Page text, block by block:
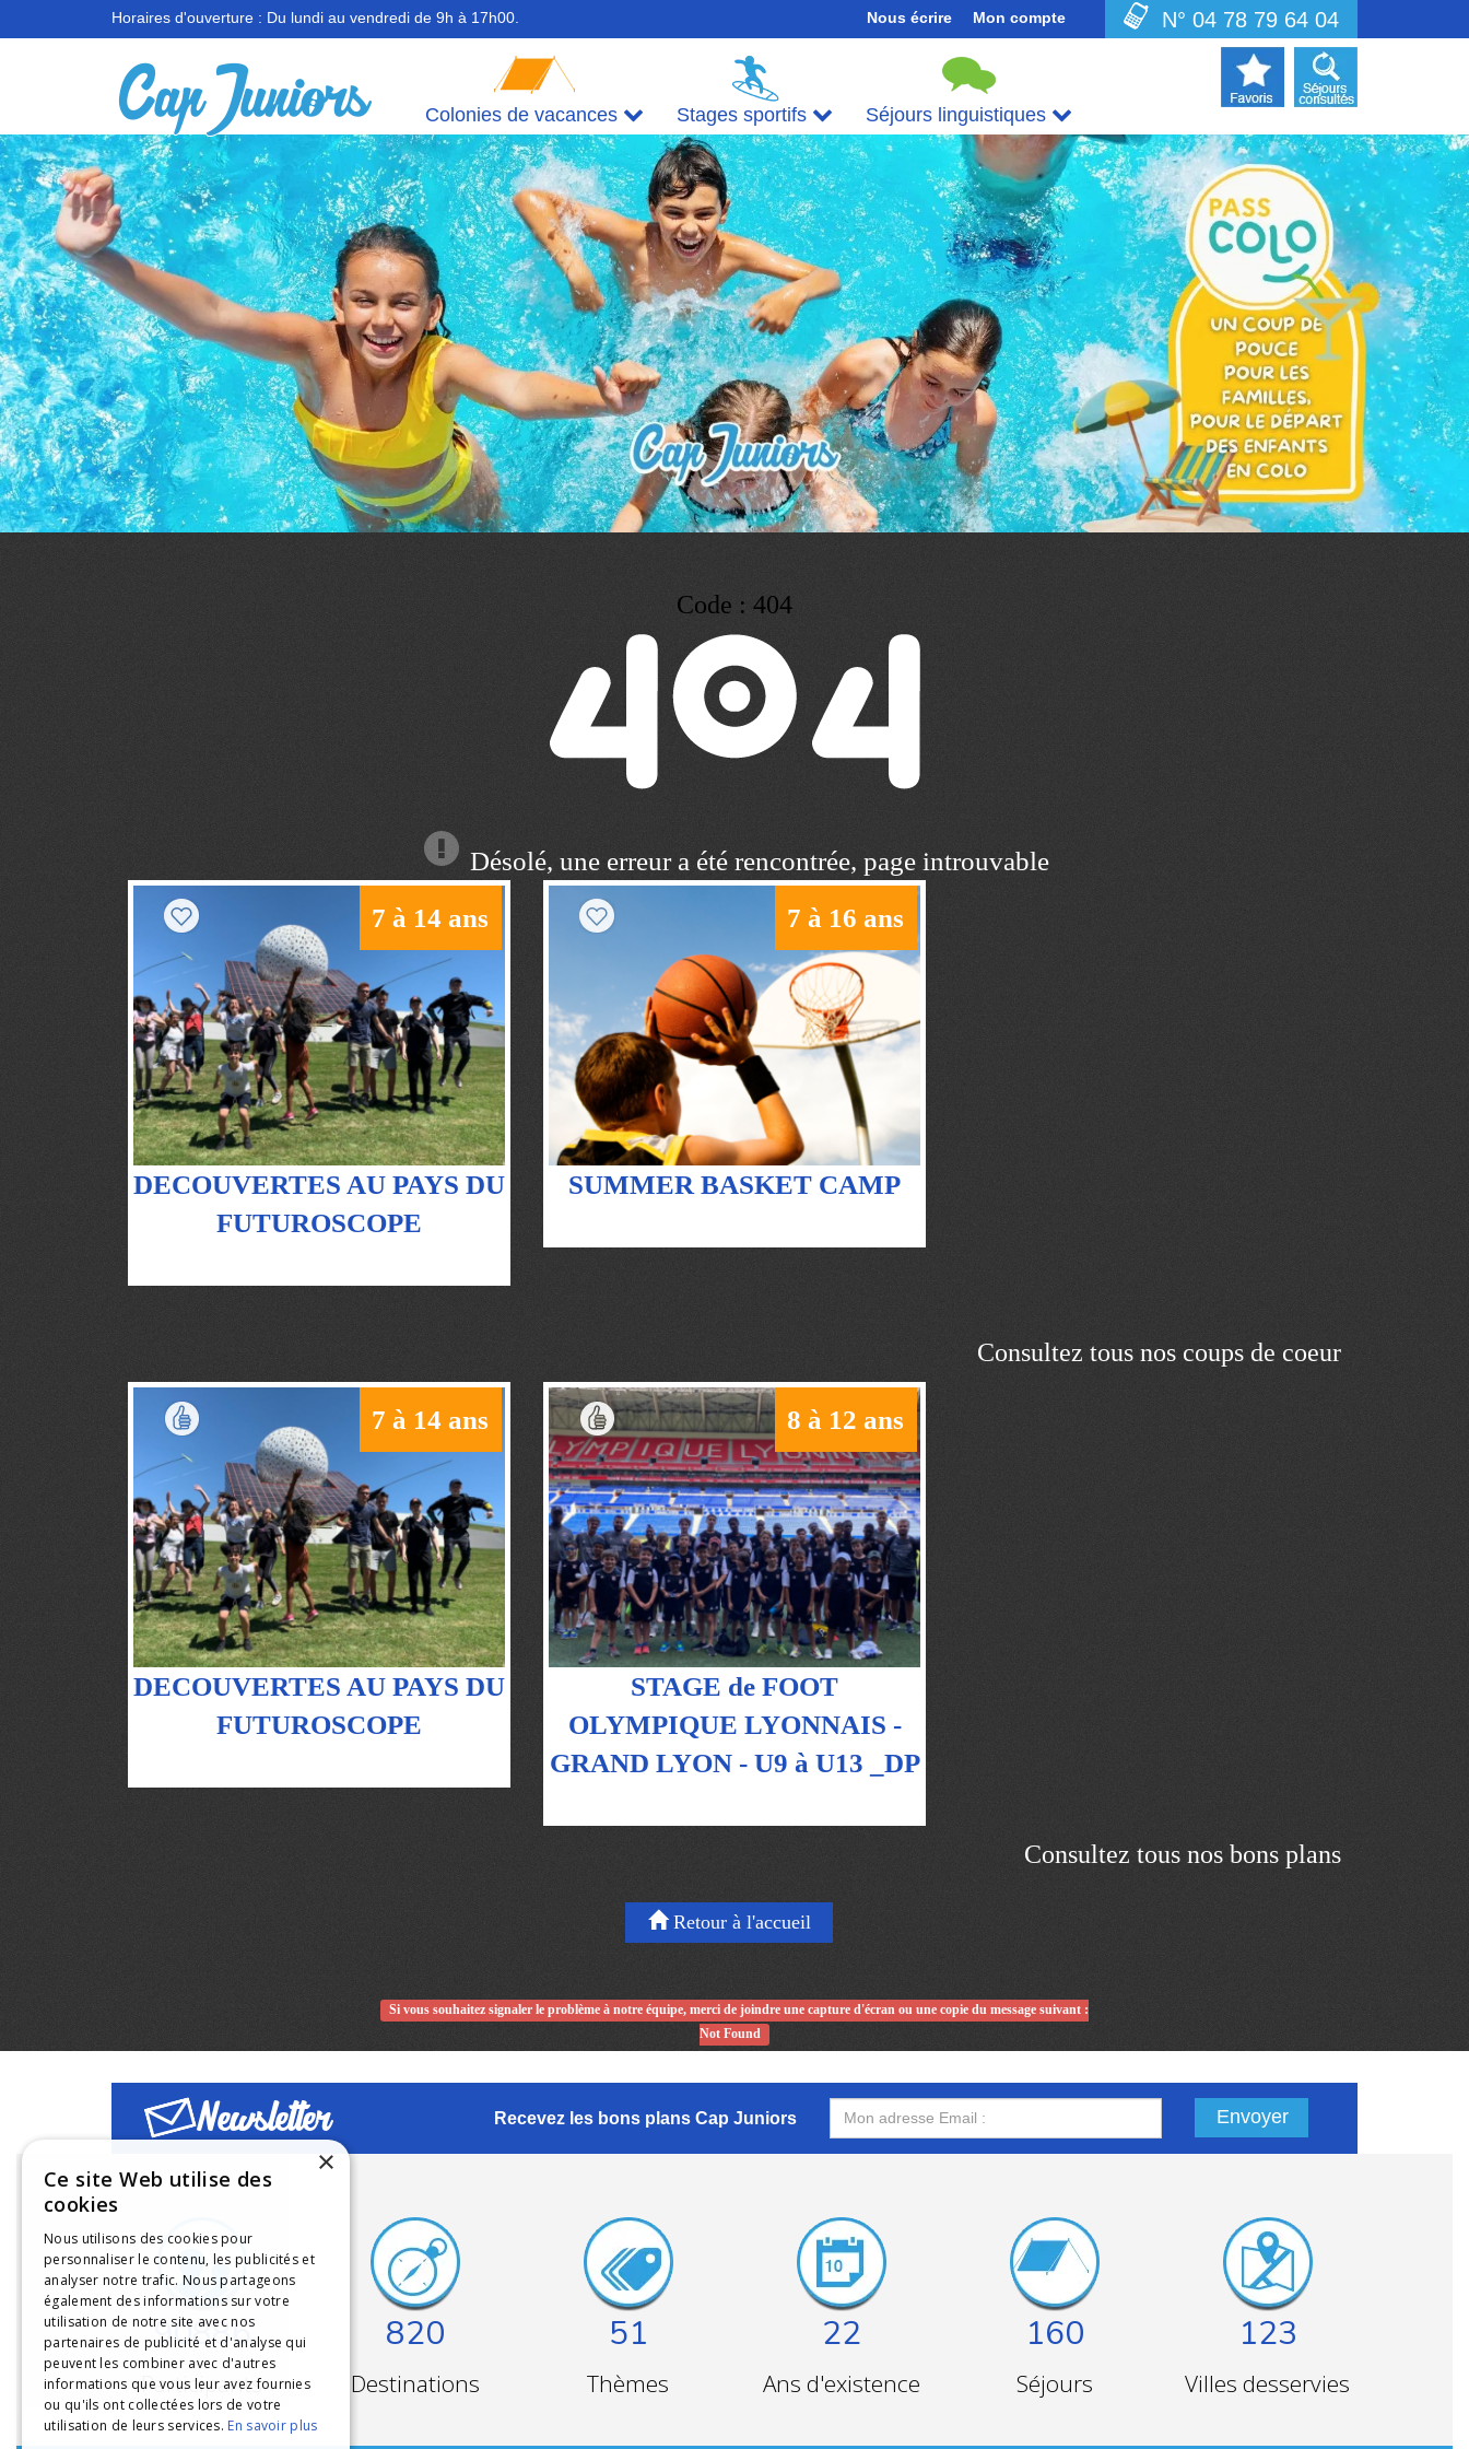
Horaires d'ouverture : Du lundi au vendredi de 9h à 17h00. Nous écrire Mon compte N° 04 78 79 64 04
Colonies de vacances Stages sportifs Séjours linguistiques
Code : 404
Désolé, une erreur a été rencontrée, page introuvable
7 à 14 ans
DECOUVERTES AU PAYS DU
FUTUROSCOPE
7 à 16 ans
SUMMER BASKET CAMP
Consultez tous nos coups de coeur
7 à 14 ans
DECOUVERTES AU PAYS DU
FUTUROSCOPE
8 à 12 ans
STAGE de FOOT
OLYMPIQUE LYONNAIS -
GRAND LYON - U9 à U13 _DP
Consultez tous nos bons plans
Retour à l'accueil
Si vous souhaitez signaler le problème à notre équipe, merci de joindre une capture d'écran ou une copie du message suivant :
Not Found
Newsletter Recevez les bons plans Cap Juniors Envoyer
90886
Participants
820
Destinations
51
Thèmes
22
Ans d'existence
160
Séjours
123
Villes desservies
×
Ce site Web utilise des
cookies
Nous utilisons des cookies pour
personnaliser le contenu, les publicités et
analyser notre trafic. Nous partageons
également des informations sur votre
utilisation de notre site avec nos
partenaires de publicité et d'analyse qui
peuvent les combiner avec d'autres
informations que vous leur avez fournies
ou qu'ils ont collectées lors de votre
utilisation de leurs services. En savoir plus